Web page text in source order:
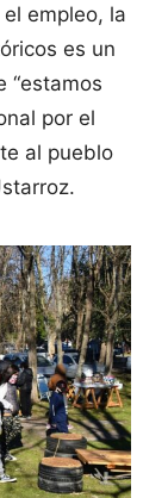
empleo, la
es un
“estamos
por el
al pueblo